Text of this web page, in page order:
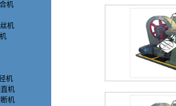
机
机
机
机
机